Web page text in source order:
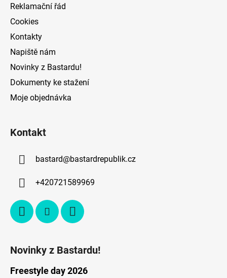
Reklamační řád
Cookies
Kontakty
Napiště nám
Novinky z Bastardu!
Dokumenty ke stažení
Moje objednávka
Kontakt
bastard@bastardrepublik.cz
+420721589969
Novinky z Bastardu!
Freestyle day 2026